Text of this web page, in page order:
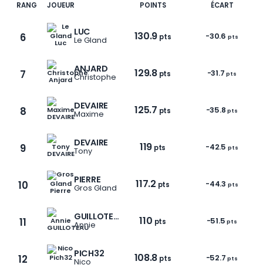
1 / 5
RANG JOUEUR POINTS ÉCART
6 LUC
Le Gland 130.9 pts -30.6 pts
7 ANJARD
Christophe 129.8 pts -31.7 pts
8 DEVAIRE
Maxime 125.7 pts -35.8 pts
9 DEVAIRE
Tony 119 pts -42.5 pts
10 PIERRE
Gros Gland 117.2 pts -44.3 pts
11 GUILLOTEAU
Annie 110 pts -51.5 pts
12 PICH32
Nico 108.8 pts -52.7 pts